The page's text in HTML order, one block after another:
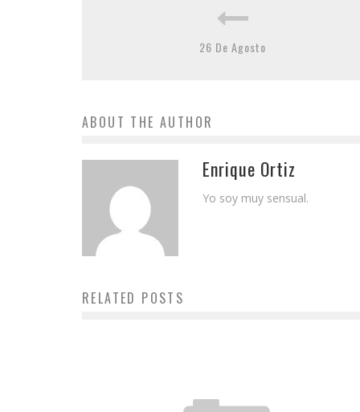
26 De Agosto
ABOUT THE AUTHOR
Enrique Ortiz
Yo soy muy sensual.
RELATED POSTS